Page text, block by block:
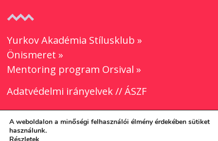
Yurkov Akadémia Stílusklub »
Önismeret »
Mentoring program Orsival »
Adatvédelmi irányelvek//ÁSZF
A weboldalon a minőségi felhasználói élmény érdekében sütiket
használunk.